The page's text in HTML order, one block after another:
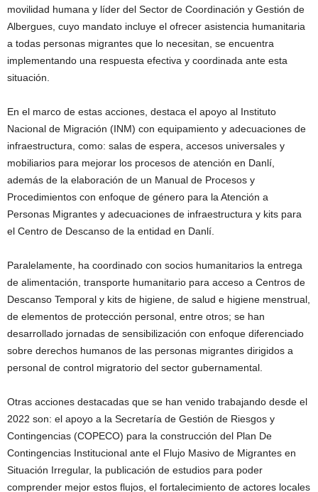
movilidad humana y líder del Sector de Coordinación y Gestión de
Albergues, cuyo mandato incluye el ofrecer asistencia humanitaria
a todas personas migrantes que lo necesitan, se encuentra
implementando una respuesta efectiva y coordinada ante esta
situación.
En el marco de estas acciones, destaca el apoyo al Instituto
Nacional de Migración (INM) con equipamiento y adecuaciones de
infraestructura, como: salas de espera, accesos universales y
mobiliarios para mejorar los procesos de atención en Danlí,
además de la elaboración de un Manual de Procesos y
Procedimientos con enfoque de género para la Atención a
Personas Migrantes y adecuaciones de infraestructura y kits para
el Centro de Descanso de la entidad en Danlí.
Paralelamente, ha coordinado con socios humanitarios la entrega
de alimentación, transporte humanitario para acceso a Centros de
Descanso Temporal y kits de higiene, de salud e higiene menstrual,
de elementos de protección personal, entre otros; se han
desarrollado jornadas de sensibilización con enfoque diferenciado
sobre derechos humanos de las personas migrantes dirigidos a
personal de control migratorio del sector gubernamental.
Otras acciones destacadas que se han venido trabajando desde el
2022 son: el apoyo a la Secretaría de Gestión de Riesgos y
Contingencias (COPECO) para la construcción del Plan De
Contingencias Institucional ante el Flujo Masivo de Migrantes en
Situación Irregular, la publicación de estudios para poder
comprender mejor estos flujos, el fortalecimiento de actores locales